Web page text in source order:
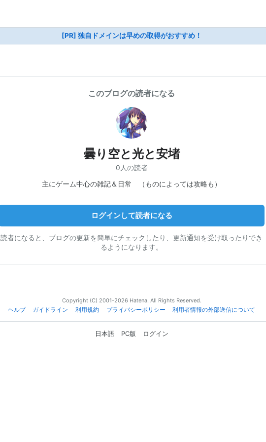
[PR] 独自ドメインは早めの取得がおすすめ！
このブログの読者になる
曇り空と光と安堵
0人の読者
主にゲーム中心の雑記＆日常 （ものによっては攻略も）
ログインして読者になる
読者になると、ブログの更新を簡単にチェックしたり、更新通知を受け取ったりでき
るようになります。
Copyright (C) 2001-2026 Hatena. All Rights Reserved.
ヘルプ
ガイドライン 利用規約 プライバシーポリシー 利用者情報の外部送信について
日本語 PC版 ログイン